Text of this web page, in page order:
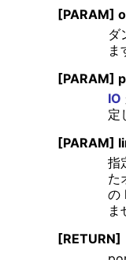
[PARAM]
ダ
ま
[PARAM]
IO
定
[PARAM]
指
た
の
ま
[RETURN]